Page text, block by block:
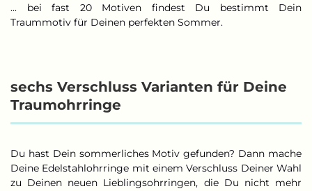
... bei fast 20 Motiven findest Du bestimmt Dein
Traummotiv für Deinen perfekten Sommer.
sechs Verschluss Varianten für Deine
Traumohrringe
Du hast Dein sommerliches Motiv gefunden? Dann mache
Deine Edelstahlohrringe mit einem Verschluss Deiner Wahl
zu Deinen neuen Lieblingsohrringen, die Du nicht mehr